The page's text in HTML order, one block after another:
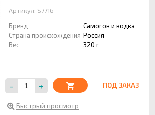
Артикул: S7716
Бренд
Самогон и водка
Страна происхождения Россия
Вес
320 г
- + ПОД ЗАКАЗ
Быстрый просмотр